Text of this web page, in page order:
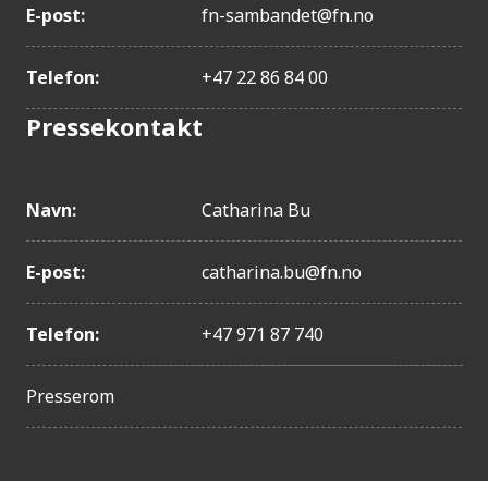
e
e
e
E-post: fn-sambandet@fn.no
Telefon: +47 22 86 84 00
Pressekontakt
Navn: Catharina Bu
E-post: catharina.bu@fn.no
Telefon: +47 971 87 740
Presserom